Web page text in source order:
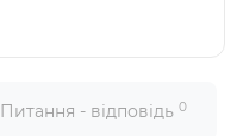
Питання - відповідь 0